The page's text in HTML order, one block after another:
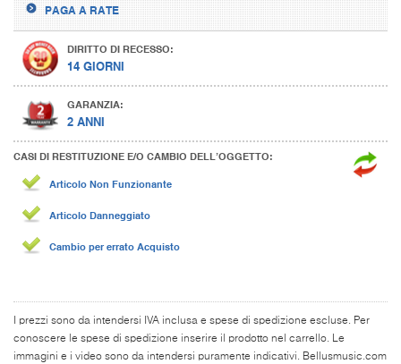
PAGA A RATE
DIRITTO DI RECESSO:
14 GIORNI
GARANZIA:
2 ANNI
CASI DI RESTITUZIONE E/O CAMBIO DELL’OGGETTO:
Articolo Non Funzionante
Articolo Danneggiato
Cambio per errato Acquisto
I prezzi sono da intendersi IVA inclusa e spese di spedizione escluse. Per
conoscere le spese di spedizione inserire il prodotto nel carrello. Le
immagini e i video sono da intendersi puramente indicativi. Bellusmusic.com